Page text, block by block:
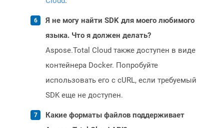
Я не могу найти SDK для моего любимого
языка. Что я должен делать?
Aspose.Total Cloud также доступен в виде
контейнера Docker. Попробуйте
использовать его с cURL, если требуемый
SDK еще не доступен.
Какие форматы файлов поддерживает